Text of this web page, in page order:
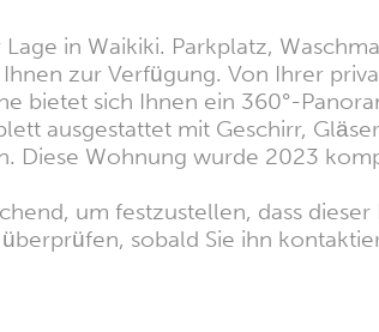
in Waikiki. Parkplatz,
zur Verfügung. Von Ihrer
bietet sich Ihnen ein 360°-
ausgestattet mit Geschirr,
Diese Wohnung wurde 2023
um festzustellen, dass dieser
sobald Sie ihn